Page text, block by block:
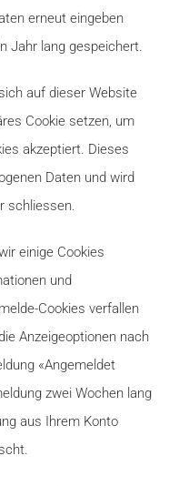
erneut eingeben
Jahr lang gespeichert.
auf dieser Website
Cookie setzen, um
akzeptiert. Dieses
Daten und wird
schliessen.
einige Cookies
und
Cookies verfallen
Anzeigeoptionen nach
«Angemeldet
zwei Wochen lang
aus Ihrem Konto